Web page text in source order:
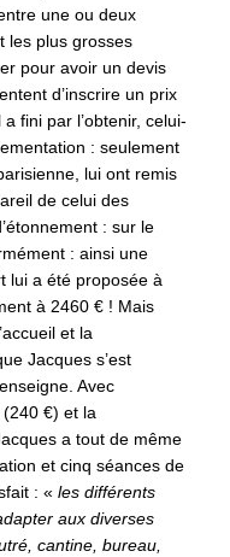
une ou deux
les plus grosses
pour avoir un devis
d’inscrire un prix
fini par l’obtenir, celui-
: seulement
lui ont remis
de celui des
: sur le
: ainsi une
lui a été proposée à
à 2460 € ! Mais
et la
Jacques s’est
Avec
(240 €) et la
a tout de même
et cinq séances de
: « les différents
aux diverses
cantine, bureau,